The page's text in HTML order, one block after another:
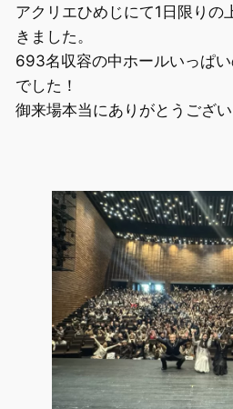
アクリエひめじにて1日限りの
きました。
693名収容の中ホールいっぱ
でした！
御来場本当にありがとうござい